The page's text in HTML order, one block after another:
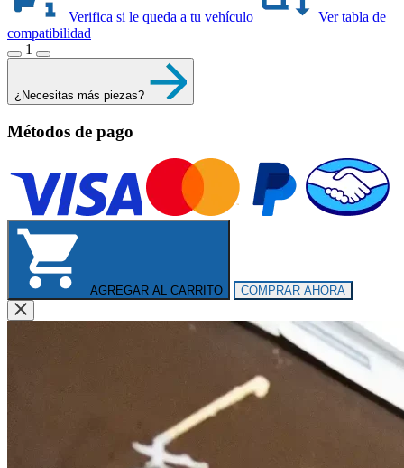
Verifica si le queda a tu vehículo
Ver tabla de
compatibilidad
1
¿Necesitas más piezas?
Métodos de pago
AGREGAR AL CARRITO COMPRAR AHORA